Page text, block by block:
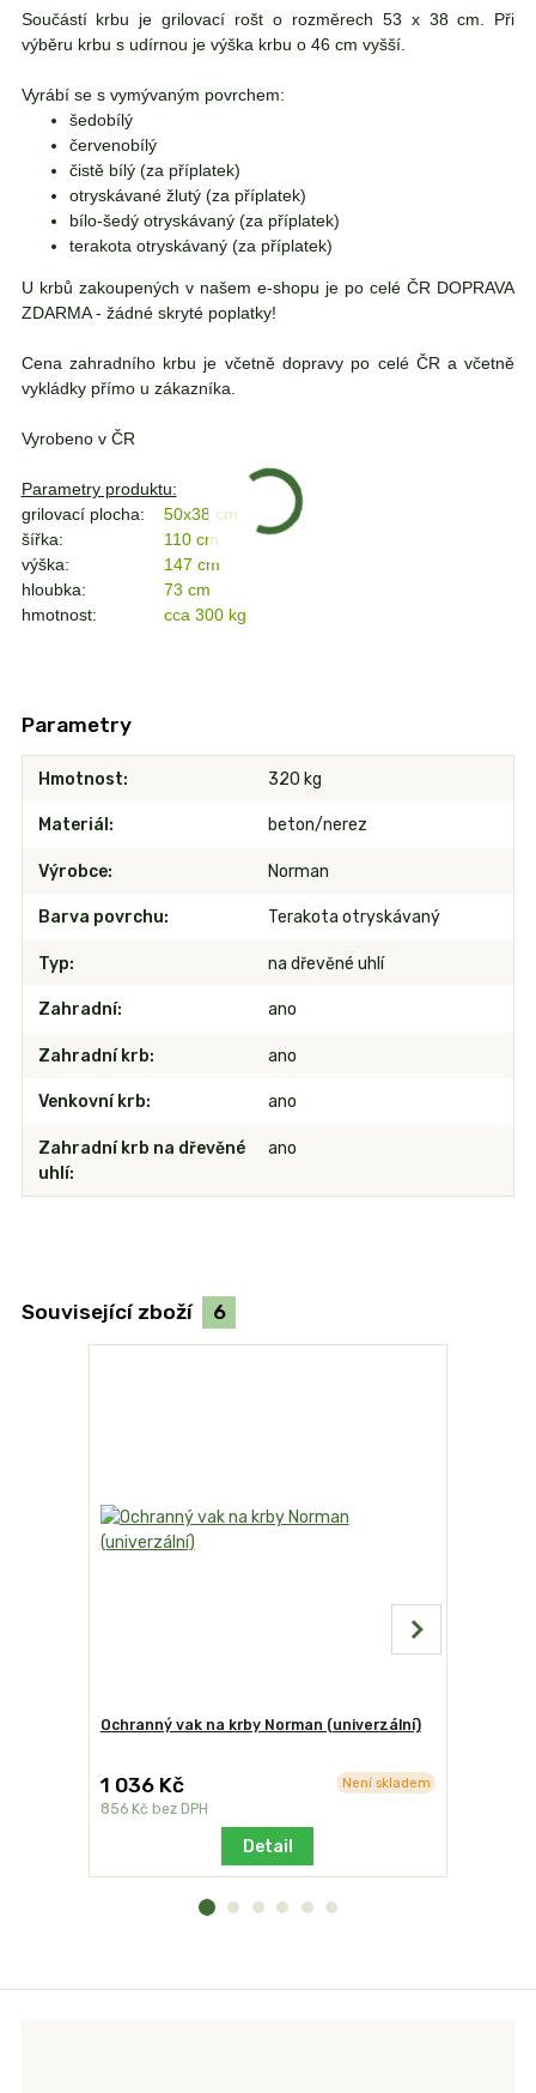
Součástí krbu je grilovací rošt o rozměrech 53 x 38 cm. Při
výběru krbu s udírnou je výška krbu o 46 cm vyšší.
Vyrábí se s vymývaným povrchem:
šedobílý
červenobílý
čistě bílý (za příplatek)
otryskávané žlutý (za příplatek)
bílo-šedý otryskávaný (za příplatek)
terakota otryskávaný (za příplatek)
U krbů zakoupených v našem e-shopu je po celé ČR DOPRAVA
ZDARMA - žádné skryté poplatky!
Cena zahradního krbu je včetně dopravy po celé ČR a včetně
vykládky přímo u zákazníka.
Vyrobeno v ČR
Parametry produktu:
grilovací plocha:
50x38 cm
šířka:
110 cm
výška:
147 cm
hloubka:
73 cm
hmotnost:
cca 300 kg
Parametry
Hmotnost 320 kg
Materiál beton/nerez
Výrobce Norman
Barva povrchu Terakota otryskávaný
Typ na dřevěné uhlí
Zahradní ano
Zahradní krb ano
Venkovní krb ano
Zahradní krb na dřevěné
uhlí
ano
Související zboží 6
Ochranný vak na krby Norman (univerzální)
1 036 Kč
856 Kč bez DPH
Není skladem
Detail